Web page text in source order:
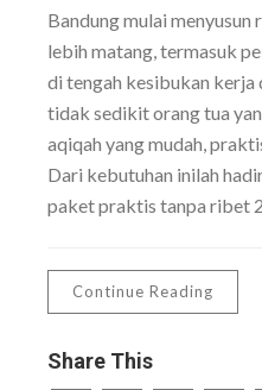
Bandung mulai menyusun
lebih matang, termasuk
di tengah kesibukan
tidak sedikit orang tua
aqiqah yang mudah,
Dari kebutuhan inilah
paket praktis tanpa ribet
Continue Reading
Share This